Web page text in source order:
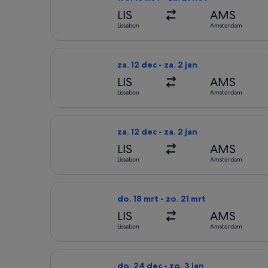
LIS
Lissabon
AMS
Amsterdam
za. 12 dec - za. 2 jan
LIS
Lissabon
AMS
Amsterdam
za. 12 dec - za. 2 jan
LIS
Lissabon
AMS
Amsterdam
do. 18 mrt - zo. 21 mrt
LIS
Lissabon
AMS
Amsterdam
do. 24 dec - zo. 3 jan